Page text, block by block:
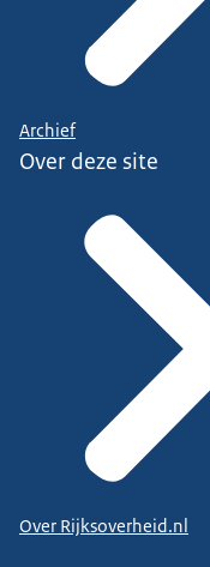
Archief
Over deze site
Over Rijksoverheid.nl